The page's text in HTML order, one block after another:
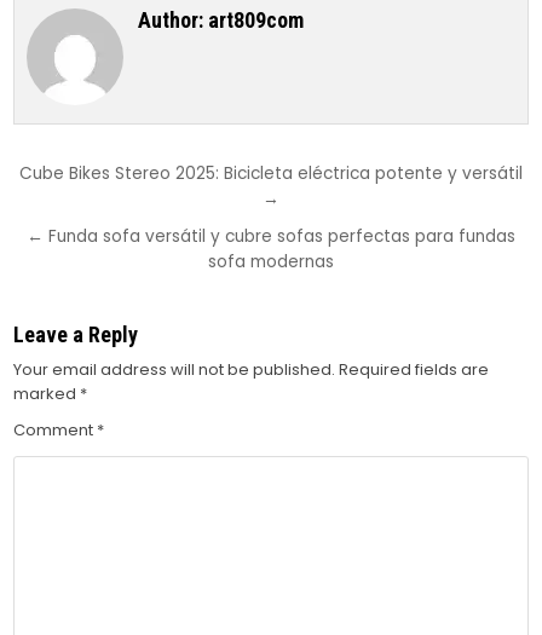
Author: art809com
Post
Cube Bikes Stereo 2025: Bicicleta eléctrica potente y versátil
→
← Funda sofa versátil y cubre sofas perfectas para fundas
sofa modernas
Leave a Reply
Your email address will not be published. Required fields are
marked *
Comment *